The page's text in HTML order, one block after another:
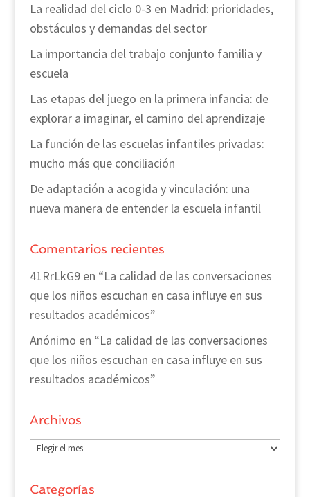
La realidad del ciclo 0-3 en Madrid: prioridades,
obstáculos y demandas del sector
La importancia del trabajo conjunto familia y
escuela
Las etapas del juego en la primera infancia: de
explorar a imaginar, el camino del aprendizaje
La función de las escuelas infantiles privadas:
mucho más que conciliación
De adaptación a acogida y vinculación: una
nueva manera de entender la escuela infantil
Comentarios recientes
41RrLkG9en “La calidad de las conversaciones
que los niños escuchan en casa influye en sus
resultados académicos”
Anónimo en “La calidad de las conversaciones
que los niños escuchan en casa influye en sus
resultados académicos”
Archivos
Archivos
Categorías